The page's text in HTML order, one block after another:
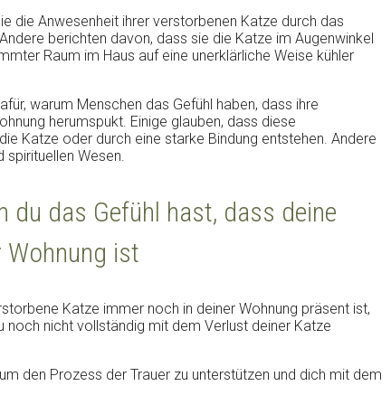
die Anwesenheit ihrer verstorbenen Katze durch das
berichten davon, dass sie die Katze im Augenwinkel
Raum im Haus auf eine unerklärliche Weise kühler
warum Menschen das Gefühl haben, dass ihre
herumspukt. Einige glauben, dass diese
Katze oder durch eine starke Bindung entstehen. Andere
spirituellen Wesen.
du das Gefühl hast, dass deine
Wohnung ist
Katze immer noch in deiner Wohnung präsent ist,
noch nicht vollständig mit dem Verlust deiner Katze
den Prozess der Trauer zu unterstützen und dich mit dem